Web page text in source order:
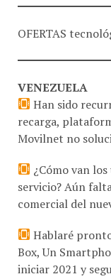
Han sido
recarga,
Movilnet no
servicio? Aún
comercial del
Box, Un
iniciar 2021 y
ustedes en